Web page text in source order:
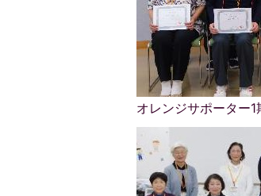
オレンジサポーター